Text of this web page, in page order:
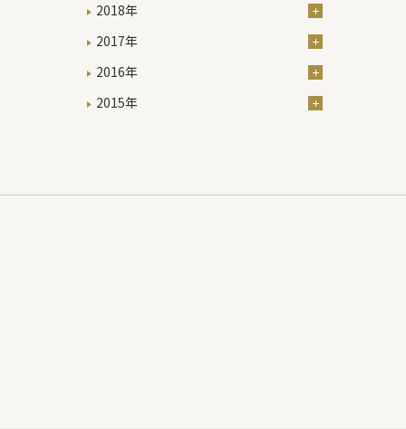
2018年
2017年
2016年
2015年